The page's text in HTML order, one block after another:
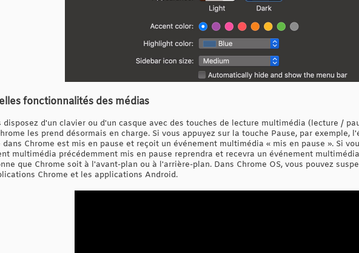
fonctionnalités des médias
disposez d'un clavier ou d'un casque avec des touches de lecture multimédia (lecture /
les prend désormais en charge. Si vous appuyez sur la touche Pause, par
dans Chrome est mis en pause et reçoit un événement multimédia « mis en pause ». Si
multimédia précédemment mis en pause reprendra et recevra un événement
que Chrome soit à l'avant-plan ou à l'arrière-plan. Dans Chrome OS, vous pouvez
Chrome et les applications Android.